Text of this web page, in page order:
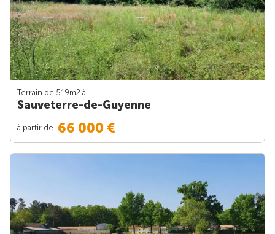
Terrain de 519m2 à
Sauveterre-de-Guyenne
à partir de 66 000 €